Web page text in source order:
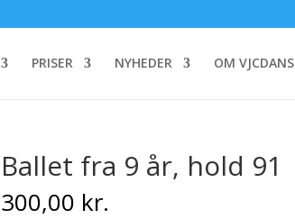
PRISER NYHEDER OM VJCDANS
Ballet fra 9 år, hold 91
300,00 kr.